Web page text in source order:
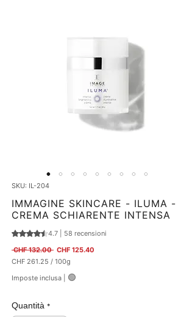
SKU: IL-204
IMMAGINE SKINCARE - ILUMA -
CREMA SCHIARENTE INTENSA
Sulla base di 58 recensioni, la valutazione è 4.7 su cinque
4.7 | 58 recensioni
CHF 132.00 Prezzo regolare
CHF 125.40
CHF 261.25 / 100g
ogni
Imposte inclusa 🟢
Quantità *